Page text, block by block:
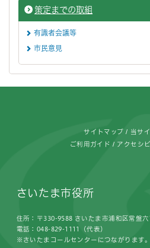
策定までの取組
有識者会議等
市民意見
サイトマップ 当サ
ご利用ガイド アクセシ
さいたま市役所
住所：〒330-9588 さいたま市浦和区常盤
電話：048-829-1111（代表）
※さいたまコールセンターにつながります。